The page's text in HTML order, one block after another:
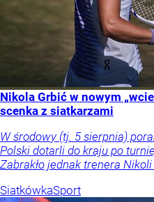
Nikola Grbić w nowym
scenka z siatkarzami
W środowy (tj. 5 sierpnia)
Polski dotarli do kraju po
Zabrakło jednak trenera
SiatkówkaSport